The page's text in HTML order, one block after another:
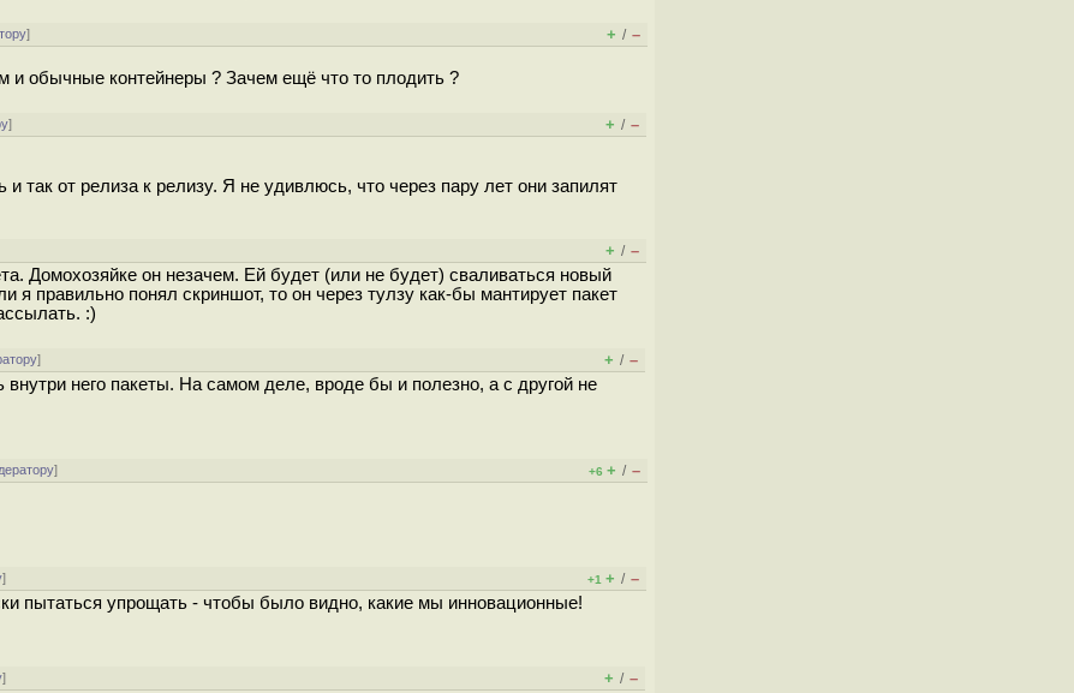
] + / –
обычные контейнеры ? Зачем ещё что то плодить ?
] + / –
так от релиза к релизу. Я не удивлюсь, что через пару лет они запилят
+ / –
Домохозяйке он незачем. Ей будет (или не будет) сваливаться новый
правильно понял скриншот, то он через тулзу как-бы мантирует пакет
:)
] + / –
него пакеты. На самом деле, вроде бы и полезно, а с другой не
] +6 + / –
] +1 + / –
пытаться упрощать - чтобы было видно, какие мы инновационные!
] + / –